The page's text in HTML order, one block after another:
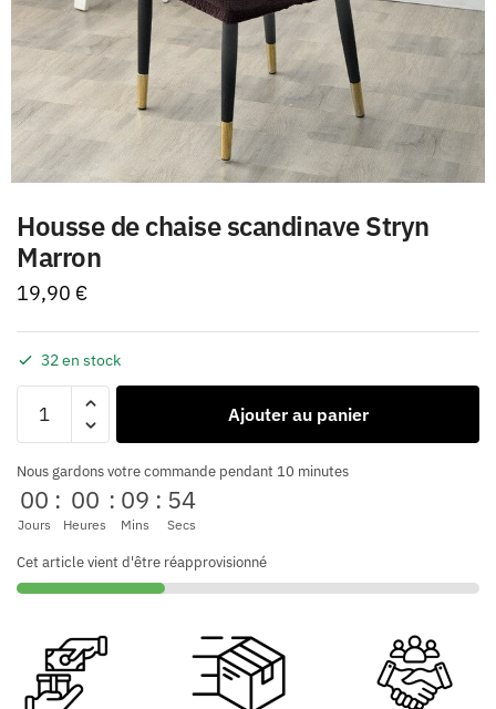
Housse de chaise scandinave Stryn
Marron
19,90 €
32 en stock
Ajouter au panier
Nous gardons votre commande pendant 10 minutes
00
Jours
: 00
Heures
: 09
Mins
: 54
Secs
Cet article vient d'être réapprovisionné